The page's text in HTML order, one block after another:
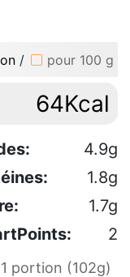
/ pour 100 g
64Kcal
4.9g
1.8g
1.7g
2
portion (102g)